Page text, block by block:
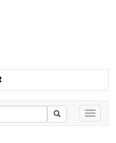
Toggle